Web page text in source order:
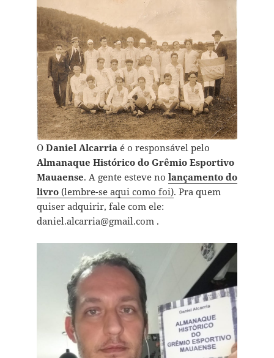
O Daniel Alcarriaé o responsável pelo
Almanaque Histórico do Grêmio Esportivo
Mauaense. A gente esteve no lançamento do
livro(lembre-se aqui como foi). Pra quem
quiser adquirir, fale com ele:
daniel.alcarria@gmail.com .